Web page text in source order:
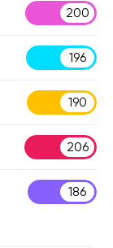
200
196
190
206
186